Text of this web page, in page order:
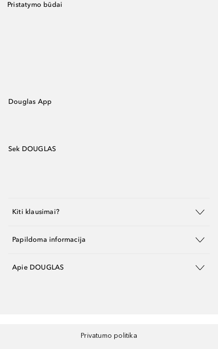
Pristatymo būdai
Douglas App
Sek DOUGLAS
Kiti klausimai?
Papildoma informacija
Apie DOUGLAS
Privatumo politika